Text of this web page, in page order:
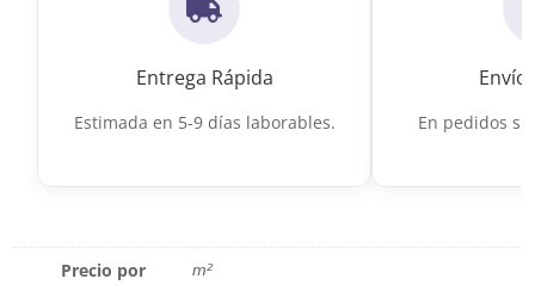
Entrega Rápida
Estimada en 5-9 días laborables. En pedidos
Precio por m²